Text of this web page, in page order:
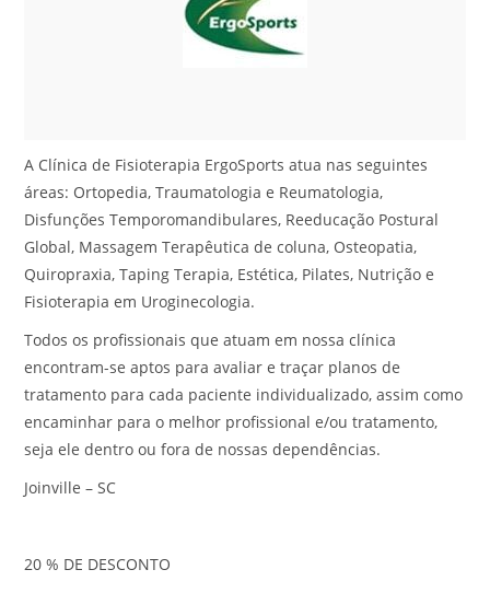
A Clínica de Fisioterapia ErgoSports atua nas seguintes
áreas: Ortopedia, Traumatologia e Reumatologia,
Disfunções Temporomandibulares, Reeducação Postural
Global, Massagem Terapêutica de coluna, Osteopatia,
Quiropraxia, Taping Terapia, Estética, Pilates, Nutrição e
Fisioterapia em Uroginecologia.
Todos os profissionais que atuam em nossa clínica
encontram-se aptos para avaliar e traçar planos de
tratamento para cada paciente individualizado, assim como
encaminhar para o melhor profissional e/ou tratamento,
seja ele dentro ou fora de nossas dependências.
Joinville – SC
20 % DE DESCONTO